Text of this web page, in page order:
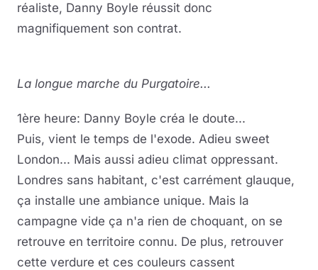
réaliste, Danny Boyle réussit donc
magnifiquement son contrat.
La longue marche du Purgatoire...
1ère heure: Danny Boyle créa le doute...
Puis, vient le temps de l'exode. Adieu sweet
London... Mais aussi adieu climat oppressant.
Londres sans habitant, c'est carrément glauque,
ça installe une ambiance unique. Mais la
campagne vide ça n'a rien de choquant, on se
retrouve en territoire connu. De plus, retrouver
cette verdure et ces couleurs cassent